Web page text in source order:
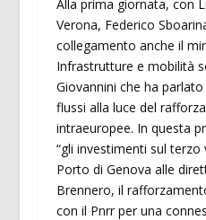
Alla prima giornata, con
Verona, Federico
collegamento anche il
Infrastrutture e mobilità
Giovannini che ha
flussi alla luce del
intraeuropee. In questa
“gli investimenti sul
Porto di Genova alle
Brennero, il
con il Pnrr per una